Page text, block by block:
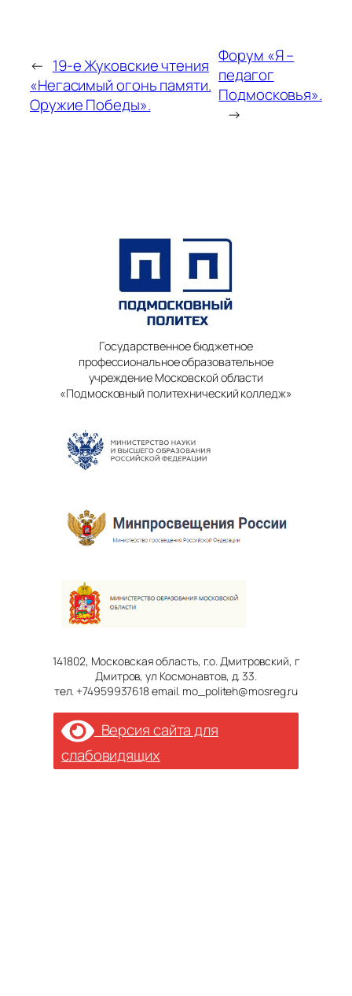
← 19-е Жуковские чтения
«Негасимый огонь памяти.
Оружие Победы».
Форум «Я –
педагог
Подмосковья».
→
Государственное бюджетное
профессиональное образовательное
учреждение Московской области
«Подмосковный политехнический колледж»
141802, Московская область, г.о. Дмитровский, г
Дмитров, ул Космонавтов, д. 33.
тел. +74959937618 email. mo_politeh@mosreg.ru
Версия сайта для
слабовидящих